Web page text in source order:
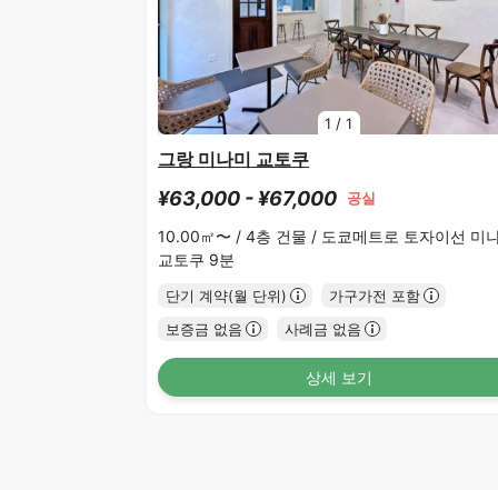
1 /1
그랑 미나미 교토쿠
¥63,000 - ¥67,000 공실
10.00㎡〜 / 4층 건물 / 도쿄메트로 토자이선 미
교토쿠 9분
단기 계약(월 단위)
가구가전 포함
보증금 없음
사례금 없음
상세 보기